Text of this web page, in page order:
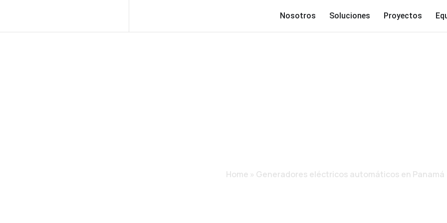
Nosotros Soluciones Proyectos
Home » Generadores eléctricos automáticos en Panamá